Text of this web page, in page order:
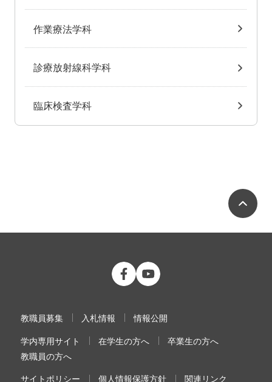
作業療法学科
診療放射線科学科
臨床検査学科
公立大学法人 福島県立医科大学
教職員募集 入札情報 情報公開
学内専用サイト 在学生の方へ
卒業生の方へ
教職員の方へ
サイトポリシー 個人情報保護方針 関連リンク